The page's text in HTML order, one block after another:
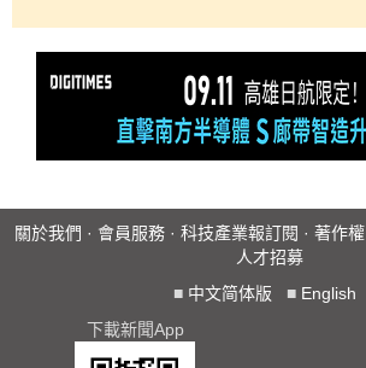
關於我們 · 會員服務 · 科技產業報訂閱 · 著作權
人才招募
■ 中文简体版 ■ English
下載新聞App